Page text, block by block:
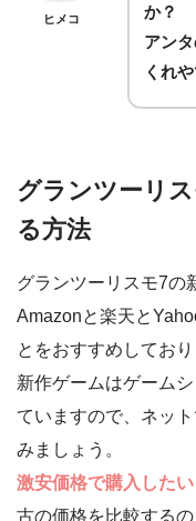
ヒメコ
か？
アン
くれ
グランツーリ
る方法
グランツーリスモ7の
Amazonと楽天と
とをおすすめしており
新作ゲームはゲーム
ていますので、ネッ
みましょう。
激安価格で購入したい
古の価格を比較するの